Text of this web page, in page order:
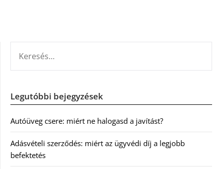
Legutóbbi bejegyzések
Autóüveg csere: miért ne halogasd a javítást?
Adásvételi szerződés: miért az ügyvédi díj a legjobb
befektetés